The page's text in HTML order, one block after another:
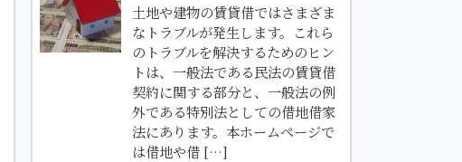
土地や建物の賃貸借ではさまざま
なトラブルが発生します。これら
のトラブルを解決するためのヒン
トは、一般法である民法の賃貸借
契約に関する部分と、一般法の例
外である特別法としての借地借家
法にあります。本ホームページで
は借地や借 […]